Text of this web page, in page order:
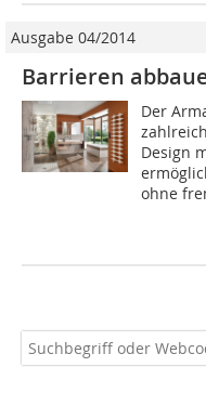
Ausgabe 04/2014
Barrieren
Der
Design
ohne